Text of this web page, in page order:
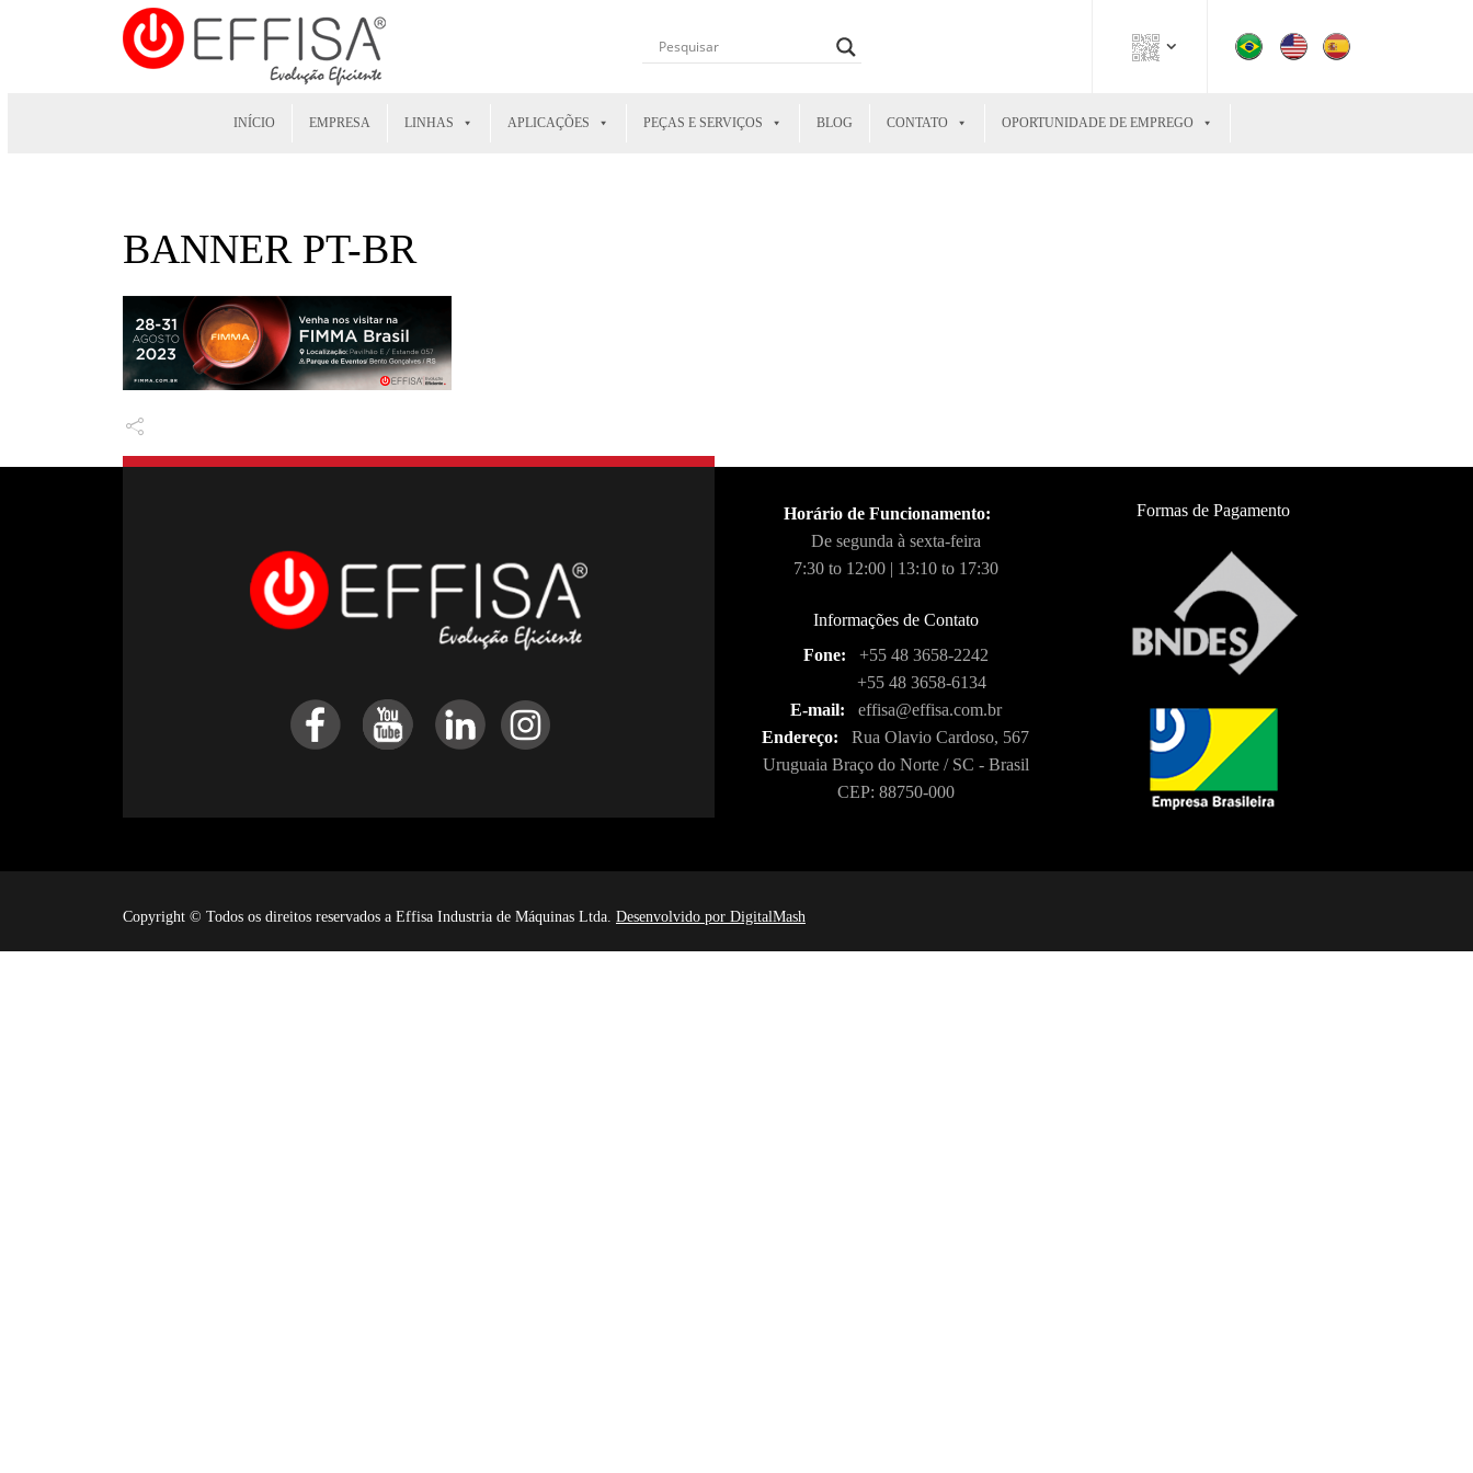
INÍCIO EMPRESA LINHAS APLICAÇÕES PEÇAS E SERVIÇOS BLOG CONTATO OPORTUNIDADE DE EMPREGO
BANNER PT-BR
Horário de Funcionamento:
De segunda à sexta-feira
7:30 to 12:00 | 13:10 to 17:30
Informações de Contato
Fone:
+55 48 3658-2242
+55 48 3658-6134
E-mail:
effisa@effisa.com.br
Endereço:
Rua Olavio Cardoso, 567
Uruguaia Braço do Norte / SC - Brasil
CEP: 88750-000
Formas de Pagamento
Copyright © Todos os direitos reservados a Effisa Industria de Máquinas Ltda. Desenvolvido por DigitalMash